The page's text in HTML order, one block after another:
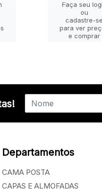
Faça seu
ou
cadastre-se
para ver
e comprar
Departamentos
CAMA POSTA
CAPAS E ALMOFADAS